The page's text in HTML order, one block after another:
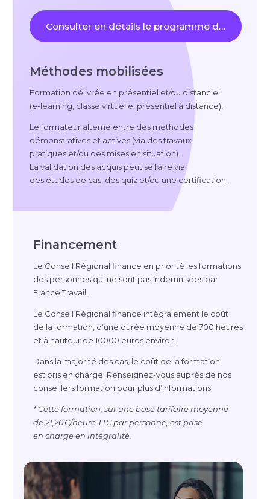
Consulter en détails le programme de la
Méthodes mobilisées
Formation délivrée en présentiel et/ou distanciel
(e-learning , classe virtuelle, présentiel à distance).
Le formateur alterne entre des méthodes
démonstratives et actives (via des travaux
pratiques et/ou des mises en situation).
La validation des acquis peut se faire via
des études de cas, des quiz et/ou une certification.
Financement
Le Conseil Régional finance en priorité les formations
des personnes qui ne sont pas indemnisées par
France Travail.
Le Conseil Régional finance intégralement le coût
de la formation, d’une durée moyenne de 700 heures
et à hauteur de 10000 euros environ.
Dans la majorité des cas, le coût de la formation
est pris en charge. Renseignez-vousauprès de nos
conseillers formation pour plus d’informations.
* Cette formation, sur une base tarifaire moyenne
de 21,20€/heure TTC par personne, est prise
en charge en intégralité.